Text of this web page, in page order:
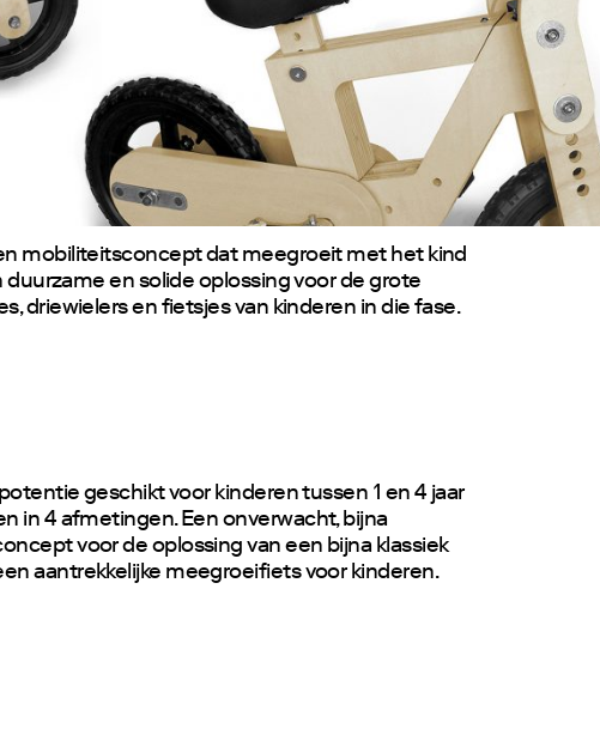
mobiliteitsconcept dat meegroeit met het kind
duurzame en solide oplossing voor de grote
driewielers en fietsjes van kinderen in die fase.
geschikt voor kinderen tussen 1 en 4 jaar
in 4 afmetingen. Een onverwacht, bijna
voor de oplossing van een bijna klassiek
aantrekkelijke meegroeifiets voor kinderen.